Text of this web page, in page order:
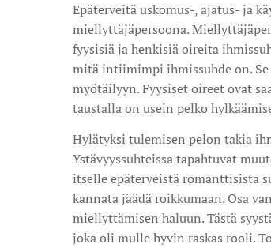
Epäterveitä uskomus-, ajatus- ja
miellyttäjäpersoona.
fyysisiä ja henkisiä oireita
mitä intiimimpi ihmissuhde on.
myötäilyyn. Fyysiset oireet ovat
taustalla on usein pelko
Hylätyksi tulemisen pelon takia
Ystävyyssuhteissa tapahtuvat
itselle epäterveistä romanttisista
kannata jäädä roikkumaan. Osa
miellyttämisen haluun. Tästä
joka oli mulle hyvin raskas rooli.